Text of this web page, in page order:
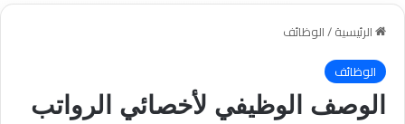
الرئيسية/الوظائف
الوظائف
الوصف الوظيفي لأخصائي الرواتب